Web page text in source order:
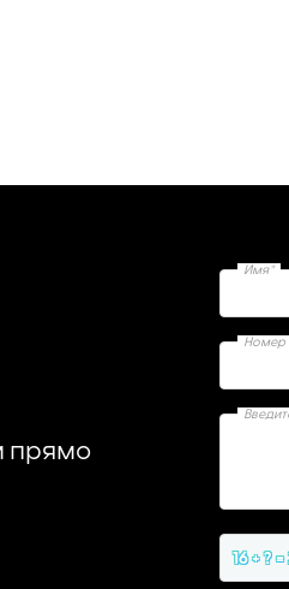
прямо
Имя*
Номер
16 + ? =